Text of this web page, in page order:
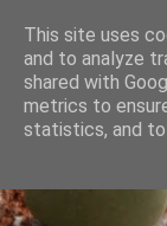
This site uses
and to analyze
shared with
metrics to
statistics, and